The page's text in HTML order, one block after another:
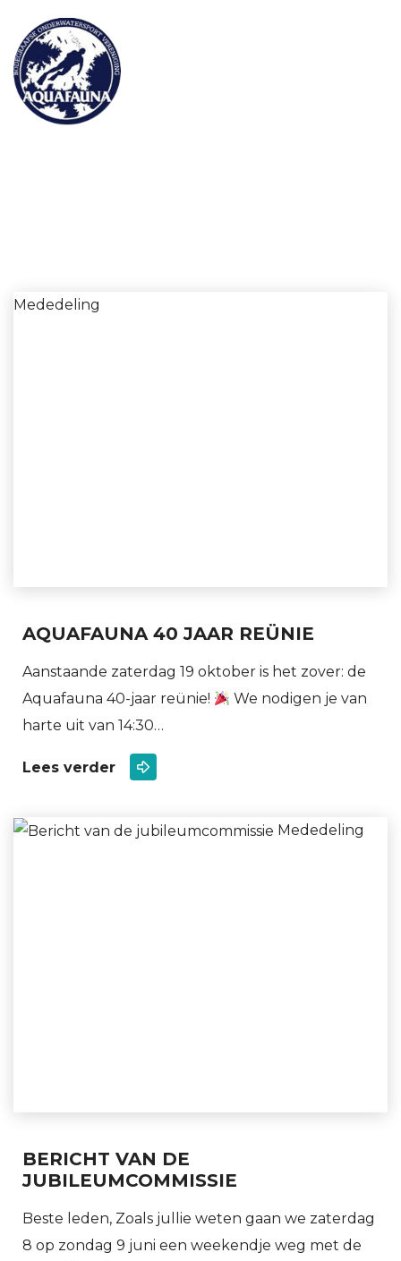
Mededeling
AQUAFAUNA 40 JAAR REÜNIE
Aanstaande zaterdag 19 oktober is het zover: de
Aquafauna 40-jaar reünie!
We nodigen je van
harte uit van 14:30…
Lees verder
Mededeling
BERICHT VAN DE
JUBILEUMCOMMISSIE
Beste leden, Zoals jullie weten gaan we zaterdag
8 op zondag 9 juni een weekendje weg met de